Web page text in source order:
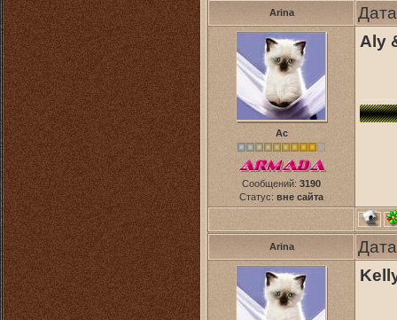
Arina
Ас
Сообщений: 3190
Статус: вне сайта
Aly
Arina